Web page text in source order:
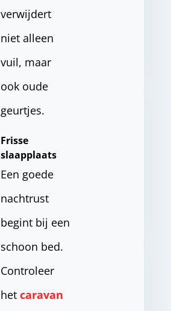
verwijdert
niet alleen
vuil, maar
ook oude
geurtjes.
Frisse
slaapplaats
Een goede
nachtrust
begint bij een
schoon bed.
Controleer
het caravan